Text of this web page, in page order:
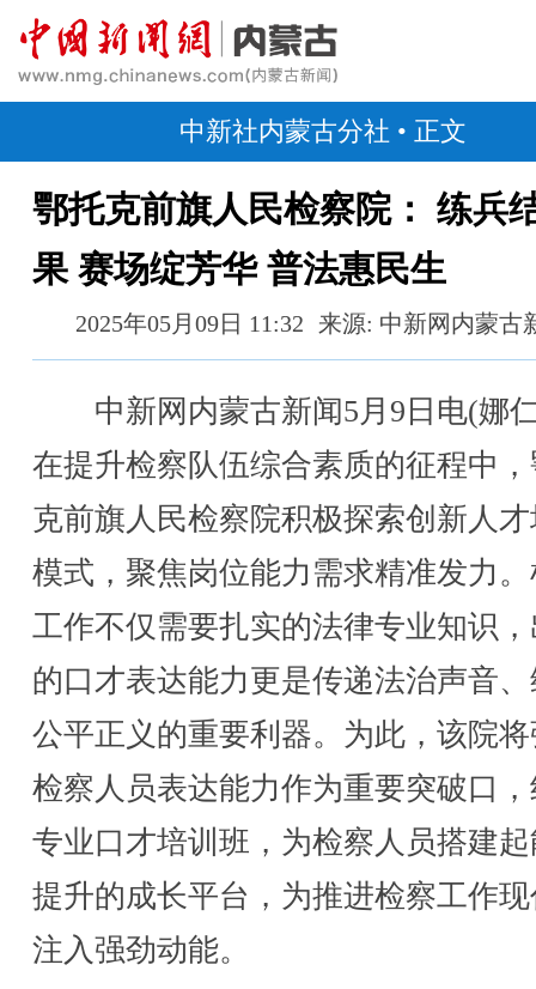
中新社内蒙古分社 • 正文
鄂托克前旗人民检察院： 练兵
果 赛场绽芳华 普法惠民生
2025年05月09日 11:32 来源: 中新网内蒙古
中新网内蒙古新闻5月9日电(娜
在提升检察队伍综合素质的征程中
克前旗人民检察院积极探索创新人
模式，聚焦岗位能力需求精准发力
工作不仅需要扎实的法律专业知识
的口才表达能力更是传递法治声音
公平正义的重要利器。为此，该院
检察人员表达能力作为重要突破口
专业口才培训班，为检察人员搭建
提升的成长平台，为推进检察工作
注入强劲动能。